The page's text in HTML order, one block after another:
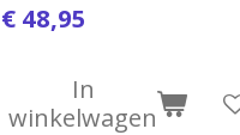
€ 48,95
In
winkelwagen